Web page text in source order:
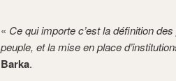
« Ce qui importe c’est la définition
peuple, et la mise en place
Barka.